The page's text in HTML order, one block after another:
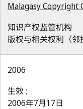
Malagasy Copyright
知识产权监管机构
版权与相关权利（邻
2006
生效 :
2006年7月17日